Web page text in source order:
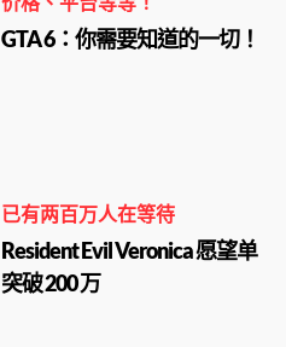
GTA 6：你需要知道的一切！
已有两百万人在等待
Resident Evil Veronica 愿望单
突破 200 万